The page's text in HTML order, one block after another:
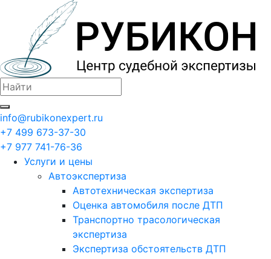
info@rubikonexpert.ru
+7 499 673-37-30
+7 977 741-76-36
Услуги и цены
Автоэкспертиза
Автотехническая экспертиза
Оценка автомобиля после ДТП
Транспортно трасологическая
экспертиза
Экспертиза обстоятельств ДТП